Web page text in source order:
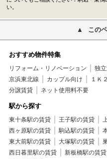
い。
この
おすすめ物件特集
リフォーム・リノベーション 独
京浜東北線
カップル向け １Ｋ
分譲賃貸
ネット使用料不要
駅から探す
東十条駅の賃貸 王子駅の賃貸
西ヶ原駅の賃貸
駒込駅の賃貸
東大前駅の賃貸
大塚駅の賃貸
西日暮里駅の賃貸
新板橋駅の賃貸